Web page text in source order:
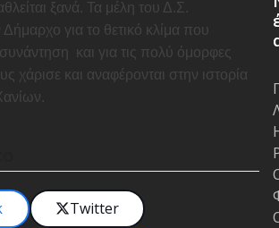
ξανά. Τα μέλη του Δ.Σ.
Δήμαρχο για το θετικό κλίμα που
και για τις πολύ όμορφες
χάρισε και αναφέρονται στην ιστορία
Twitter